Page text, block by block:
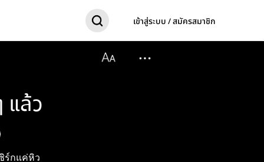
เข้าสู่ระบบ / สมัครสมาชิก
แล้ว
ร์กแค่หิว